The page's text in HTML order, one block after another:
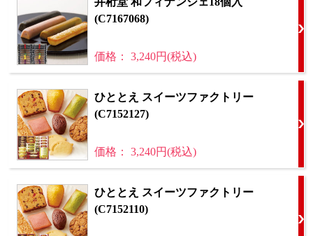
(C7167068)
価格： 3,240円(税込)
ひととえ スイーツファクトリー
(C7152127)
価格： 3,240円(税込)
ひととえ スイーツファクトリー
(C7152110)